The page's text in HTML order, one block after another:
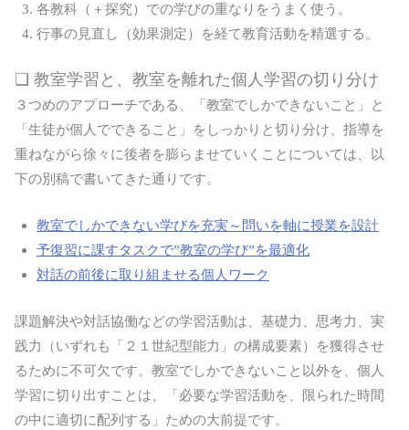
各教科（＋探究）での学びの重なりをうまく使う。
行事の見直し（効果測定）を経て教育活動を精選する。
❏ 教室学習と、教室を離れた個人学習の切り分け
３つめのアプローチである、「教室でしかできないこと」と
「生徒が個人でできること」をしっかりと切り分け、指導を
重ねながら徐々に後者を膨らませていくことについては、以
下の別稿で書いてきた通りです。
教室でしかできない学びを充実～問いを軸に授業を設計
予復習に課すタスクで”教室の学び”を最適化
対話の前後に取り組ませる個人ワーク
課題解決や対話協働などの学習活動は、基礎力、思考力、実
践力（いずれも「２１世紀型能力」の構成要素）を獲得させ
るために不可欠です。教室でしかできないこと以外を、個人
学習に切り出すことは、「必要な学習活動を、限られた時間
の中に適切に配列する」ための大前提です。